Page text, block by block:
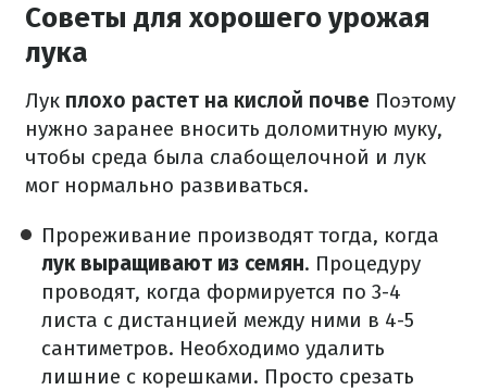
Советы для хорошего урожая
лука
Лук плохо растет на кислой почве Поэтому
нужно заранее вносить доломитную муку,
чтобы среда была слабощелочной и лук
мог нормально развиваться.
Прореживание производят тогда, когда
лук выращивают из семян. Процедуру
проводят, когда формируется по 3-4
листа с дистанцией между ними в 4-5
сантиметров. Необходимо удалить
лишние с корешками. Просто срезать